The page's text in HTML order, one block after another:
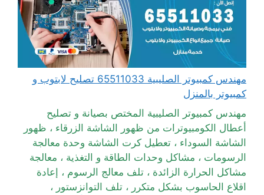
مهندس كمبيوتر الصليبية 65511033 تصليح لابتوب و
كمبيوتر بالمنزل
مهندس كمبيوتر الصليبية المختص بصيانة و تصليح
أعطال الكومبيوترات من ظهور الشاشة الزرقاء ، ظهور
الشاشة السوداء ، تعطيل كرت الشاشة وحدة معالجة
الرسومات ، مشاكل وحدات الطاقة و التغذية ، معالجة
مشاكل الحرارة الزائدة ، تلف معالج الرسوم ، إعادة
اقلاع الحاسوب بشكل متكرر ، تلف التوانزستور ،